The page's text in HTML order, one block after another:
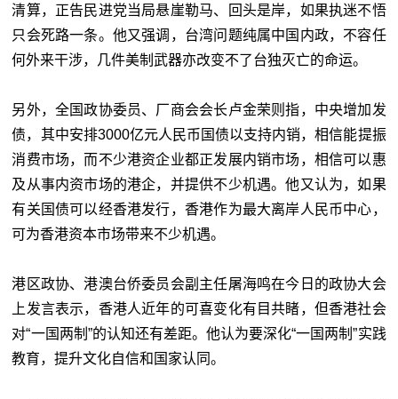
清算，正告民进党当局悬崖勒马、回头是岸，如果执迷不悟
只会死路一条。他又强调，台湾问题纯属中国内政，不容任
何外来干涉，几件美制武器亦改变不了台独灭亡的命运。
另外，全国政协委员、厂商会会长卢金荣则指，中央增加发
债，其中安排3000亿元人民币国债以支持内销，相信能提振
消费市场，而不少港资企业都正发展内销市场，相信可以惠
及从事内资市场的港企，并提供不少机遇。他又认为，如果
有关国债可以经香港发行，香港作为最大离岸人民币中心，
可为香港资本市场带来不少机遇。
港区政协、港澳台侨委员会副主任屠海鸣在今日的政协大会
上发言表示，香港人近年的可喜变化有目共睹，但香港社会
对“一国两制”的认知还有差距。他认为要深化“一国两制”实践
教育，提升文化自信和国家认同。